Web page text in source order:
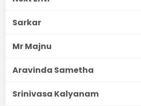
Sarkar
Mr Majnu
Aravinda Sametha
Srinivasa Kalyanam